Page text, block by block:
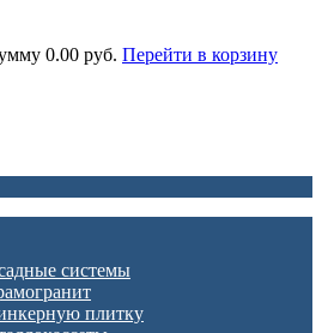
0.00 руб. Перейти в корзину
системы
плитку